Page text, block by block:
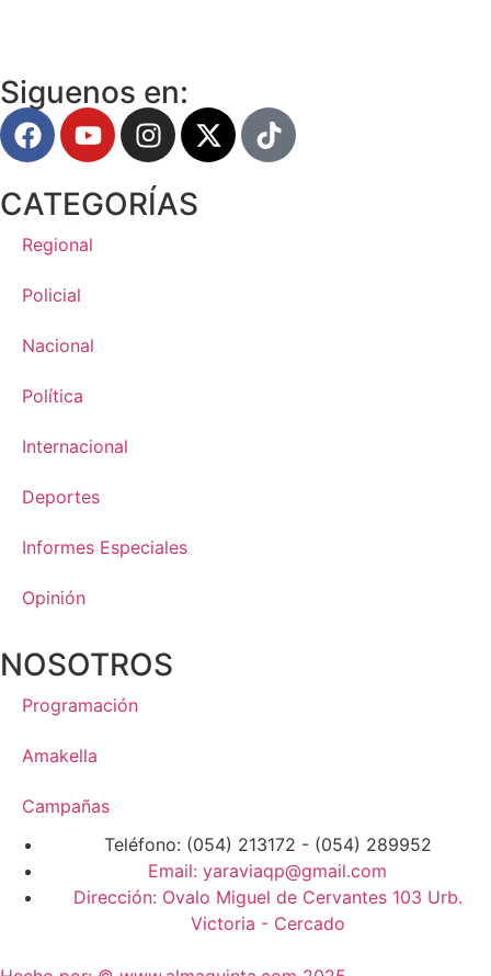
Siguenos en:
CATEGORÍAS
Regional
Policial
Nacional
Política
Internacional
Deportes
Informes Especiales
Opinión
NOSOTROS
Programación
Amakella
Campañas
Teléfono: (054) 213172 - (054) 289952
Email: yaraviaqp@gmail.com
Dirección: Ovalo Miguel de Cervantes 103 Urb.
Victoria - Cercado